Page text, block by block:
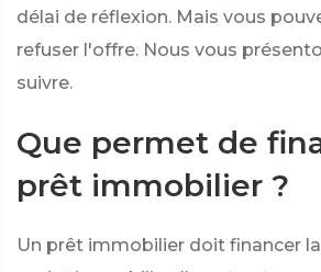
délai de réflexion. Mais vous
refuser l'offre. Nous vous
suivre.
Que permet de
prêt immobilier ?
Un prêt immobilier doit financer